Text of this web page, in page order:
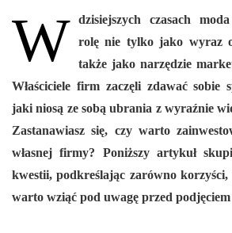
W dzisiejszych czasach
rolę nie tylko jako wyraz
także jako narzędzie
Właściciele firm zaczęli zdawać sobie
jaki niosą ze sobą ubrania z wyraźnie
Zastanawiasz się, czy warto
własnej firmy? Poniższy artykuł
kwestii, podkreślając zarówno
warto wziąć pod uwagę przed